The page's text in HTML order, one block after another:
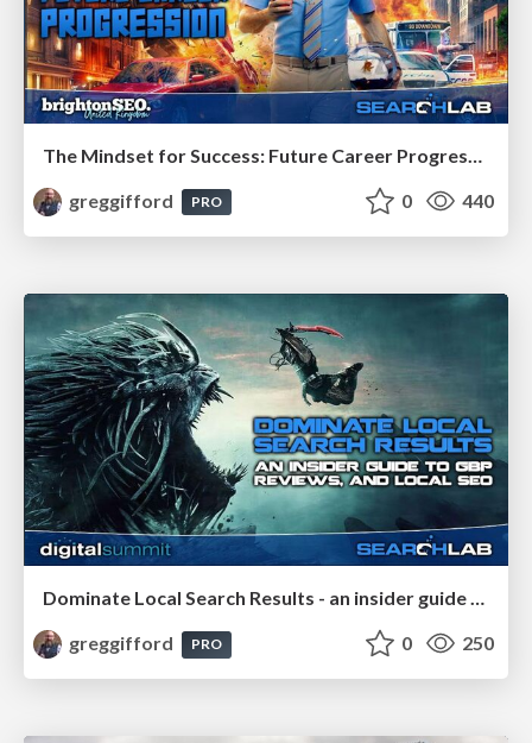
The Mindset for Success: Future Career Progression
greggifford
PRO 0 440
Dominate Local Search Results - an insider guide to GBP, reviews, and Local SEO
greggifford
PRO 0 250